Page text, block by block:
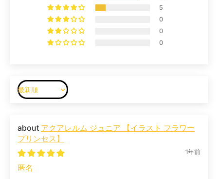
5
0
0
0
Sort by
アクアレルム ジュニア 【イラスト フラワー
プリンセス】
1年前
匿名